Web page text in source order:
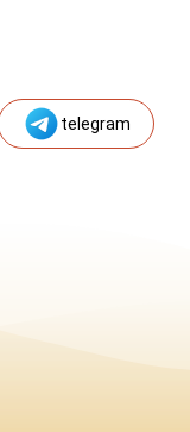
telegram